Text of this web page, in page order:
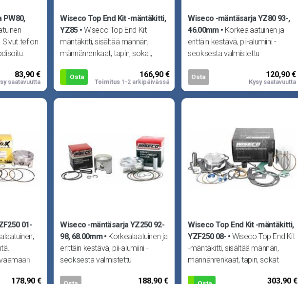
PW80,
Sivut teflon
83,90 €
saatavuutta
Wiseco Top End Kit -mäntäkitti,
YZ85
Wiseco Top End Kit -
mäntäkitti, sisältää männän,
männänrenkaat, tapin, sokat,
Osta 166,90 €
Toimitus1-2 arkipäivässä
Wiseco -mäntäsarja YZ80 93-,
46.00mm
Korkealaatuinen ja
erittäin kestävä, pii-alumiini -
seoksesta valmistettu
vaativille kuskeil
Osta 120,90 €
Kysysaatavuutta
01-
178,90 €
Wiseco -mäntäsarja YZ250 92-
98, 68.00mm
Korkealaatuinen ja
erittäin kestävä, pii-alumiini -
seoksesta valmistettu
188,90 €
Wiseco Top End Kit -mäntäkitti,
YZF250 08-
Wiseco Top End Kit
-mäntäkitti, sisältää männän,
männänrenkaat, tapin, sokat
303,90 €